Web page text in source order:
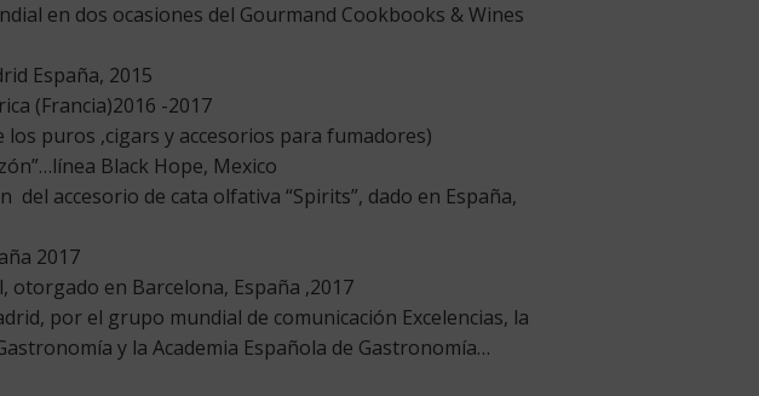
en dos ocasiones del Gourmand Cookbooks & Wines
España, 2015
(Francia)2016 -2017
puros ,cigars y accesorios para fumadores)
Black Hope, Mexico
accesorio de cata olfativa “Spirits”, dado en España,
2017
otorgado en Barcelona, España ,2017
por el grupo mundial de comunicación Excelencias, la
y la Academia Española de Gastronomía…